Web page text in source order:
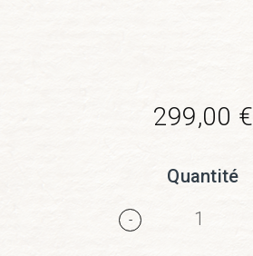
299,00 €
Quantité
-